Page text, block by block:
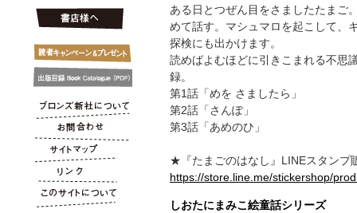
ある日とつぜん目をさましたたまご
めて話す。マシュマロを起こして、
探検にも出かけます。
読めばよむほどに引きこまれる不思
録。
第1話「めを さましたら」
第2話「さんぽ」
第3話「あめのひ」
★『たまごのはなし』LINEスタンプ
https://store.line.me/stickershop/
しおたにまみこ絵童話シリーズ